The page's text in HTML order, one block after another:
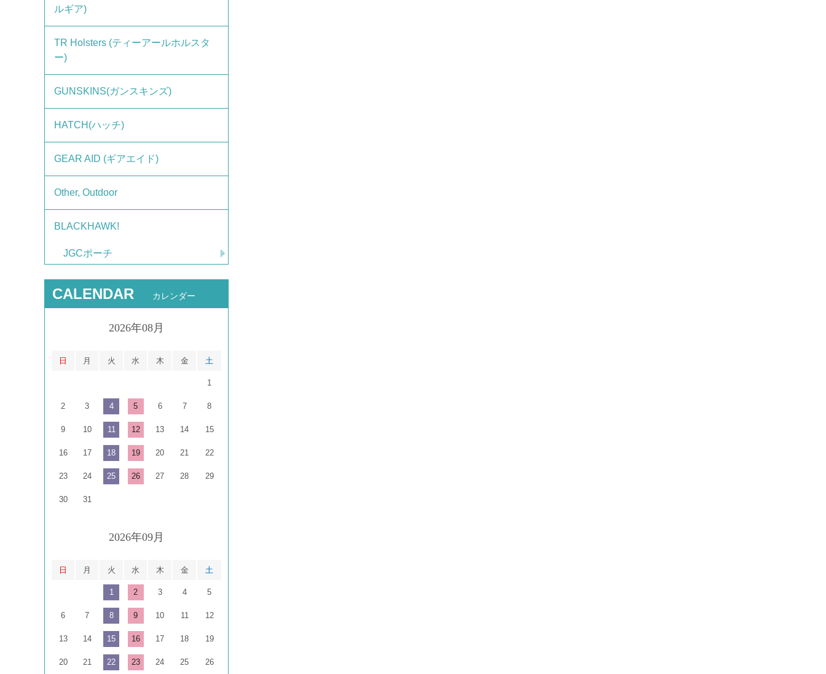
ルギア)
TR Holsters (ティーアールホルスタ
ー)
GUNSKINS(ガンスキンズ)
HATCH(ハッチ)
GEAR AID (ギアエイド)
Other, Outdoor
BLACKHAWK!
JGCポーチ
CALENDAR カレンダー
2026年08月
日 月 火 水 木 金 土
1
2 3 4 5 6 7 8
9 10 11 12 13 14 15
16 17 18 19 20 21 22
23 24 25 26 27 28 29
30 31
2026年09月
日 月 火 水 木 金 土
1 2 3 4 5
6 7 8 9 10 11 12
13 14 15 16 17 18 19
20 21 22 23 24 25 26